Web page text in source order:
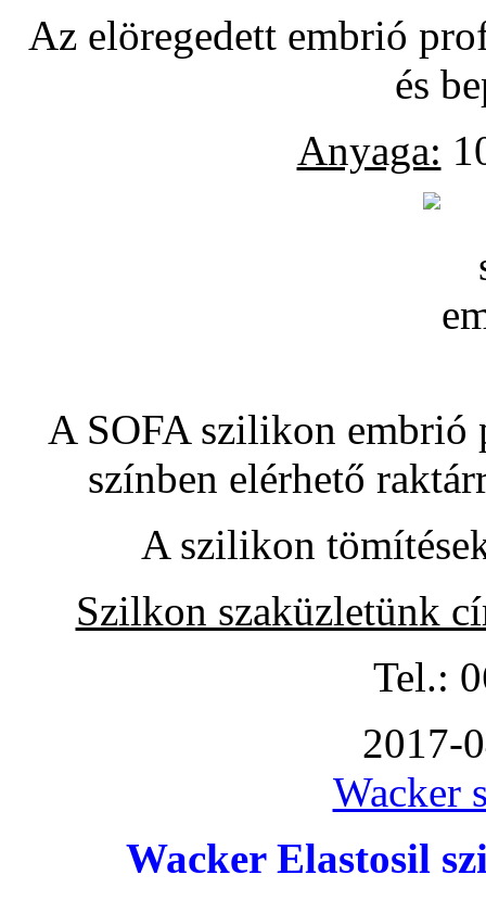
Az elöregedett embrió
és
Anyaga:
A SOFA szilikon embrió
színben elérhető
A szilikon
Szilkon szaküzletünk
Tel.:
2017-
Wacker
Wacker Elastosil